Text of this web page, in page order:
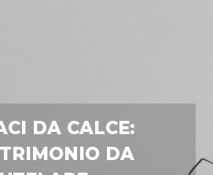
DA CALCE:
DA